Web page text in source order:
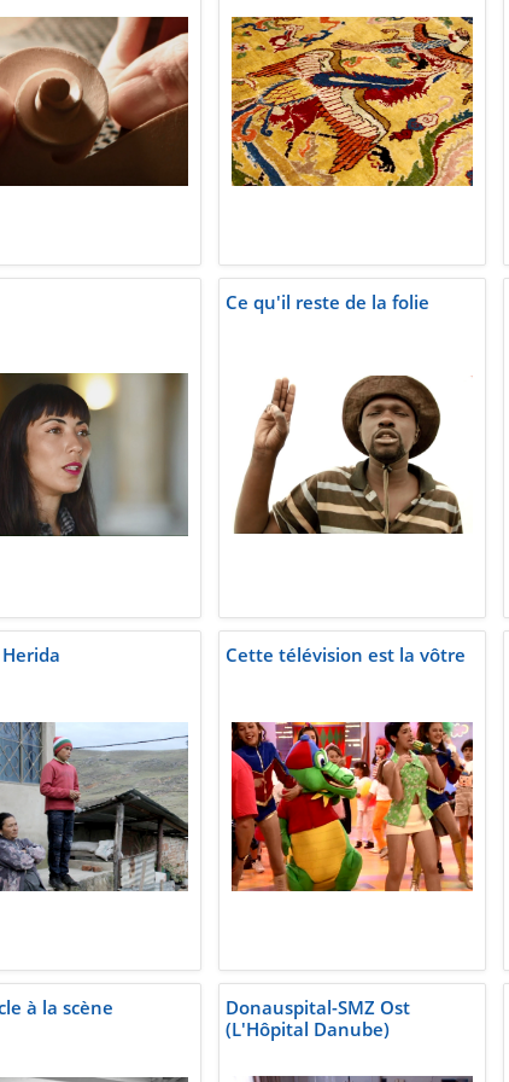
Ce qu'il reste de la folie
Cette télévision est la vôtre
à la scène
Donauspital-SMZ Ost
(L'Hôpital Danube)